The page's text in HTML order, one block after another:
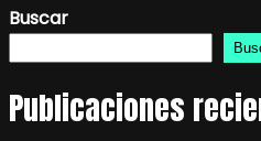
Buscar
Publicaciones